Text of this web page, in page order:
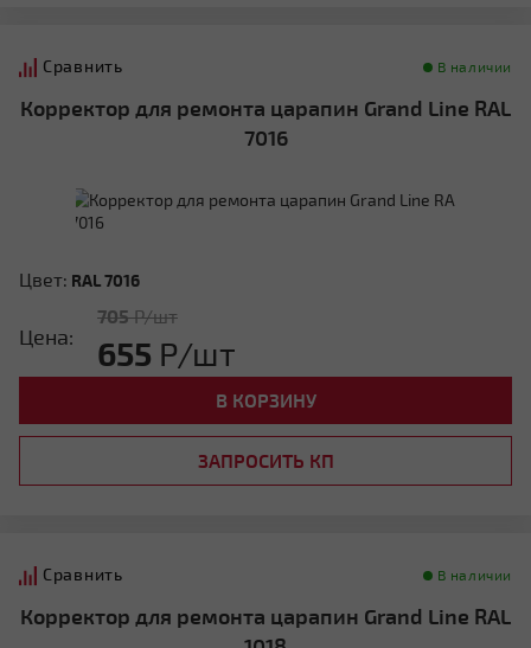
Сравнить В наличии
Корректор для ремонта царапин Grand Line RAL
7016
Цвет: RAL 7016
Цена:
705Р/шт
655 Р/шт
В КОРЗИНУ
ЗАПРОСИТЬ КП
Сравнить В наличии
Корректор для ремонта царапин Grand Line RAL
Четырехскатная вальмовая
Четырехскатная шатровая